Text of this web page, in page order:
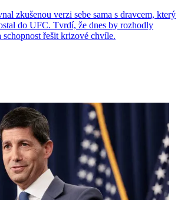
zkušenou verzi sebe sama s dravcem, který
do UFC. Tvrdí, že dnes by rozhodly
schopnost řešit krizové chvíle.